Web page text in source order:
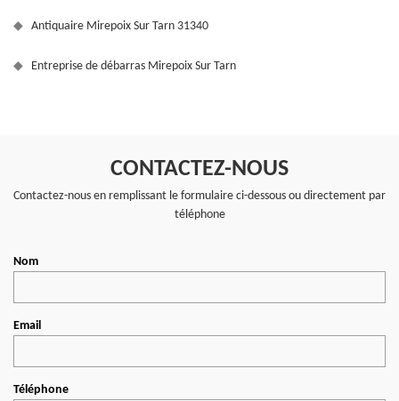
Antiquaire Mirepoix Sur Tarn 31340
Entreprise de débarras Mirepoix Sur Tarn
CONTACTEZ-NOUS
Contactez-nous en remplissant le formulaire ci-dessous ou directement par
téléphone
Nom
Email
Téléphone